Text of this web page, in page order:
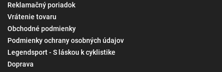
Reklamačný poriadok
Vrátenie tovaru
Obchodné podmienky
Podmienky ochrany osobných údajov
Legendsport - S láskou k cyklistike
Doprava